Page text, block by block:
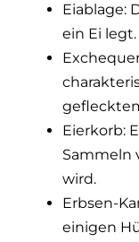
Eiablage:
ein Ei legt.
Eierkorb:
Sammeln
wird.
Erbsen-
einigen